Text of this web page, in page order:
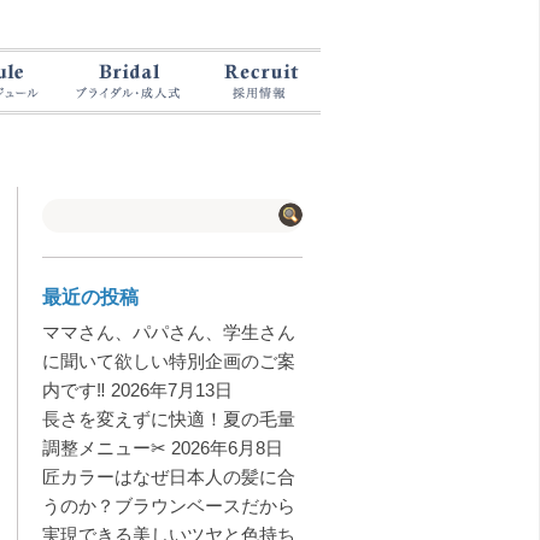
最近の投稿
ママさん、パパさん、学生さん
に聞いて欲しい特別企画のご案
内です‼️ 2026年7月13日
長さを変えずに快適！夏の毛量
調整メニュー✂︎ 2026年6月8日
匠カラーはなぜ日本人の髪に合
うのか？ブラウンベースだから
実現できる美しいツヤと色持ち